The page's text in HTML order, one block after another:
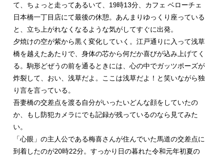
て、ちょっと走ってあるいて、19時13分、カフェ ベローチェ
日本橋一丁目店にて最後の休憩。あんまりゆっくり座っている
と、立ち上がれなくなるような気がしてすぐに出発。
夕焼けの空が紫から黒く変化していく。江戸通りに入って浅草
橋を越えたあたりで、身体の芯から何だか喜びが込み上げてく
る。駒形どぜうの前を通るときには、心の中でガッツポーズが
炸裂して、おい、浅草だよ。ここは浅草だよ！と笑いながら独
り言を言っている。
吾妻橋の交差点を渡る自分がいったいどんな顔をしていたの
か、もし防犯カメラにでも記録が残っているのなら見てみた
い。
「心眼」の主人公である梅喜さんが住んでいた馬道の交差点に
到着したのが20時22分。すっかり日の暮れた令和元年初夏の